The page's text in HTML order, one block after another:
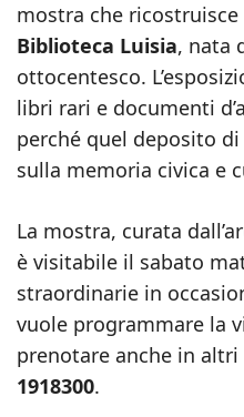
mostra che
Biblioteca Luisia, nata
ottocentesco.
libri rari e documenti
perché quel deposito
sulla memoria civica e
La mostra, curata
è visitabile il sabato
straordinarie in
vuole programmare la
prenotare anche in
1918300.